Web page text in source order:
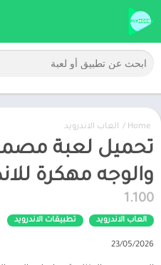
Home
/ العاب الاندرويد
تحميل لعبة
والوجه مهكرة
1.100
العاب الاندرويد تطبيقات الاندرويد
23/05/2026